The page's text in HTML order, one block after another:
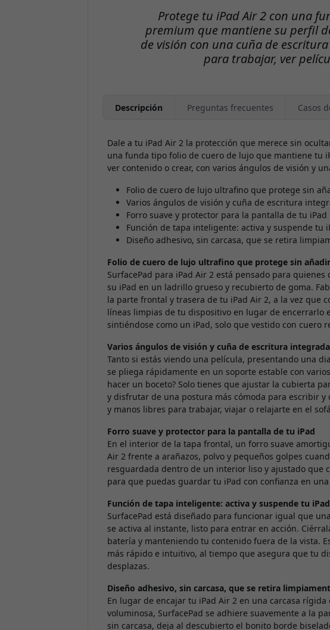
Protege tu iPad Air 2 con una
premium que mantiene su perfil
de visión con una cuña de
para trabajar, ver
Descripción Preguntas frecuentes Casos
Dale a tu iPad Air 2 la protección que merece sin
una funda tipo folio de cuero de lujo que mantiene tu
ver contenido o crear, con varios ángulos de visión y
Folio de cuero de lujo ultrafino que protege sin
Varios ángulos de visión y cuña de escritura
Forro suave y protector para la pantalla de tu iPad
Función de tapa inteligente: activa y suspende tu
Diseño adhesivo, sin carcasa, que se retira
Folio de cuero de lujo ultrafino que protege sin
SurfacePad para iPad Air 2 está pensado para
su iPad en un ladrillo grueso y recubierto de goma.
la parte frontal y trasera de tu iPad Air 2, a la vez que
líneas limpias de tu dispositivo en lugar de encerrarlo
sintiéndose como un iPad, solo que vestido con cuero
Varios ángulos de visión y cuña de escritura integrada
Tanto si estás viendo una película, presentando una
se pliega rápidamente en un soporte estable con
hacer un boceto? Solo tienes que ajustar la cubierta
y disfrutar de una postura más cómoda para escribir
y manos libres para trabajar, viajar o relajarte en el
Forro suave y protector para la pantalla de tu iPad
En el interior de la tapa frontal, un forro suave
Air 2 frente a arañazos, polvo y pequeños golpes
resguardada dentro de un interior liso y ajustado que
para que puedas guardar tu iPad con confianza en
Función de tapa inteligente: activa y suspende tu
SurfacePad está diseñado para funcionar igual que
se activa al instante, listo para entrar en acción.
batería y manteniendo tu contenido fuera de la vista.
más rápido e intuitivo, al tiempo que asegura que tu
desplazas.
Diseño adhesivo, sin carcasa, que se retira
En lugar de encajar tu iPad Air 2 en una carcasa
voluminosa, SurfacePad se adhiere suavemente a la
sin carcasa, deja al descubierto el bonito borde